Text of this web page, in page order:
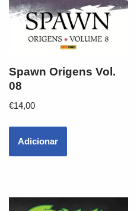
Spawn Origens Vol.
08
€14,00
Adicionar